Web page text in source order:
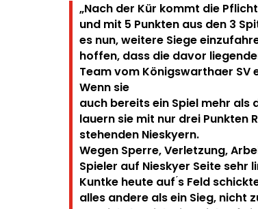
„Nach der Kür kommt die
und mit 5 Punkten aus den 3
es nun, weitere Siege
hoffen, dass die davor
Team vom Königswarthaer
Wenn sie
auch bereits ein Spiel mehr als
lauern sie mit nur drei Punkten
stehenden Nieskyern.
Wegen Sperre, Verletzung,
Spieler auf Nieskyer Seite sehr
Kuntke heute auf ́s Feld
alles andere als ein Sieg, nicht